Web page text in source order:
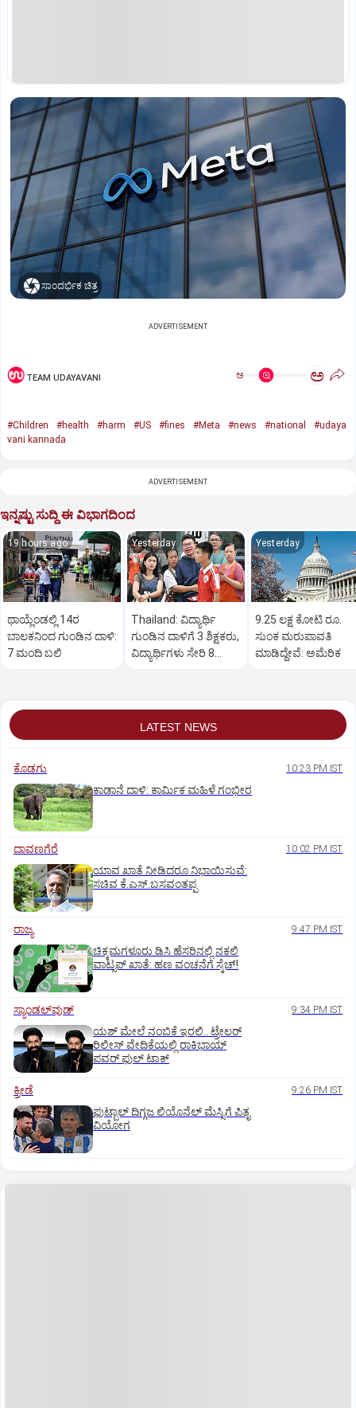
ಸಾಂದರ್ಭಿಕ ಚಿತ್ರ
ADVERTISEMENT
TEAM UDAYAVANI ಅ ಅ
#Children #health #harm #US #fines #Meta #news #national
#udaya
vani kannada
ADVERTISEMENT
ಇನ್ನಷ್ಟು ಸುದ್ದಿ ಈ ವಿಭಾಗದಿಂದ
19 hours ago
ಥಾಯ್ಲೆಂಡಲ್ಲಿ 14ರ
ಬಾಲಕನಿಂದ ಗುಂಡಿನ ದಾಳಿ:
7 ಮಂದಿ ಬಲಿ
Yesterday
Thailand: ವಿದ್ಯಾರ್ಥಿ
ಗುಂಡಿನ ದಾಳಿಗೆ 3 ಶಿಕ್ಷಕರು,
ವಿದ್ಯಾರ್ಥಿಗಳು ಸೇರಿ 8
Yesterday
9.25 ಲಕ್ಷ ಕೋಟಿ ರೂ.
ಸುಂಕ ಮರುಪಾವತಿ
ಮಾಡಿದ್ದೇವೆ: ಅಮೆರಿಕ
LATEST NEWS
ಕೊಡಗು 10:23 PM IST
ಕಾಡಾನೆ ದಾಳಿ: ಕಾರ್ಮಿಕ ಮಹಿಳೆ ಗಂಭೀರ
ದಾವಣಗೆರೆ 10:02 PM IST
ಯಾವ ಖಾತೆ ನೀಡಿದರೂ ನಿಭಾಯಿಸುವೆ:
ಸಚಿವ ಕೆ.ಎಸ್.ಬಸವಂತಪ್ಪ
ರಾಜ್ಯ 9:47 PM IST
ಚಿಕ್ಕಮಗಳೂರು ಡಿಸಿ ಹೆಸರಿನಲ್ಲಿ ನಕಲಿ
ವಾಟ್ಸಪ್ ಖಾತೆ: ಹಣ ವಂಚನೆಗೆ ಸ್ಕೆಚ್!
ಸ್ಯಾಂಡಲ್‌ವುಡ್‌ 9:34 PM IST
ಯಶ್‌ ಮೇಲೆ ನಂಬಿಕೆ ಇರಲಿ.. ಟ್ರೇಲರ್‌
ರಿಲೀಸ್‌ ವೇದಿಕೆಯಲ್ಲಿ ರಾಕಿಭಾಯ್‌
ಪವರ್‌ ಫುಲ್‌ ಟಾಕ್
ಕ್ರೀಡೆ 9:26 PM IST
ಫುಟ್ಬಾಲ್ ದಿಗ್ಗಜ ಲಿಯೊನೆಲ್‌ ಮೆಸ್ಸಿಗೆ ಪಿತೃ
ವಿಯೋಗ